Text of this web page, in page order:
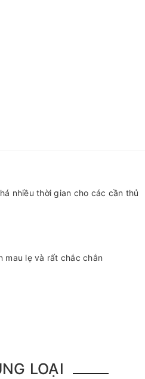
nhiều thời gian cho các cần thủ
mau lẹ và rất chắc chắn
LOẠI